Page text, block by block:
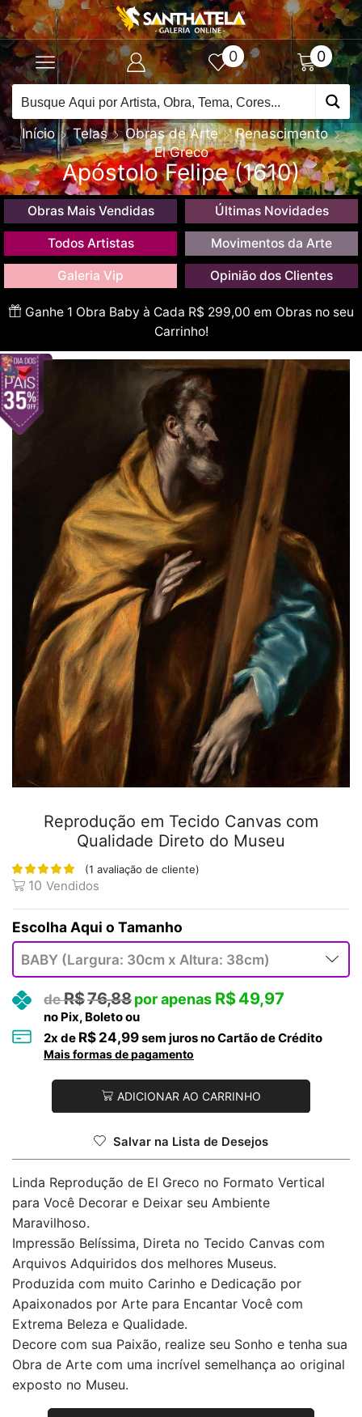
0 0
Início Telas Obras de Arte
Renascimento
El Greco
Apóstolo Felipe (1610)
Obras Mais Vendidas Últimas Novidades
Todos Artistas Movimentos da Arte
Galeria Vip Opinião dos Clientes
Ganhe 1 Obra Baby à Cada R$ 299,00 em Obras no seu
Carrinho!
Reprodução em Tecido Canvas com
Qualidade Direto do Museu
(1 avaliação de cliente)
10 Vendidos
Tamanho
R$76,88 R$49,97
no Pix, Boleto ou
2x de R$ 24,99sem juros no Cartão de Crédito
Mais formas de pagamento
ADICIONAR AO CARRINHO
Salvar na Lista de Desejos
Linda Reprodução de El Greco no Formato Vertical
para Você Decorar e Deixar seu Ambiente
Maravilhoso.
Impressão Belíssima, Direta no Tecido Canvas com
Arquivos Adquiridos dos melhores Museus.
Produzida com muito Carinho e Dedicação por
Apaixonados por Arte para Encantar Você com
Extrema Beleza e Qualidade.
Decore com sua Paixão, realize seu Sonho e tenha sua
Obra de Arte com uma incrível semelhança ao original
exposto no Museu.